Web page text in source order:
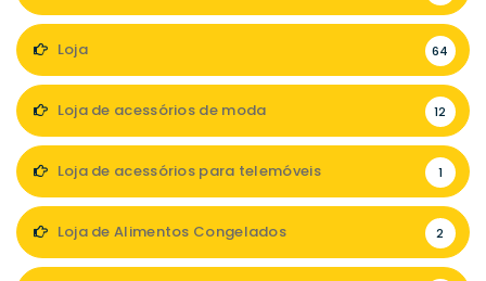
Loja 64
Loja de acessórios de moda 12
Loja de acessórios para telemóveis 1
Loja de Alimentos Congelados 2